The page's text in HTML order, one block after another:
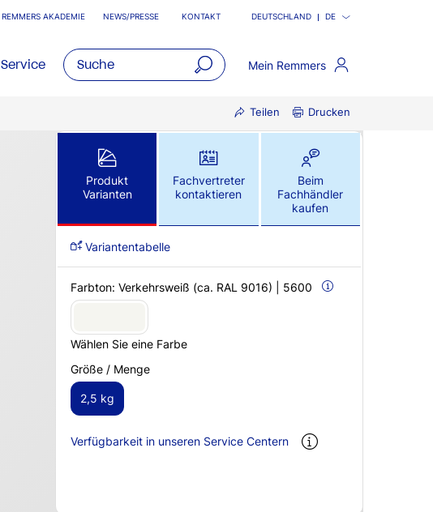
REMMERS AKADEMIE NEWS/PRESSE KONTAKT DEUTSCHLAND DE
Service Mein Remmers
Teilen Drucken
Produkt
Varianten
Fachvertreter
kontaktieren
Beim
Fachhändler
kaufen
Variantentabelle
Farbton: Verkehrsweiß (ca. RAL 9016) | 5600
Wählen Sie eine Farbe
Größe / Menge
2,5 kg
Verfügbarkeit in unseren Service Centern